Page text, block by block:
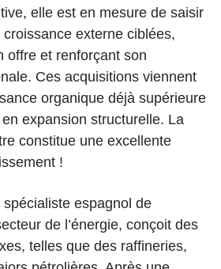
elle est en mesure de saisir
externe ciblées,
offre et renforçant son
Ces acquisitions viennent
organique déjà supérieure
expansion structurelle. La
constitue une excellente
!
spécialiste espagnol de
de l’énergie, conçoit des
telles que des raffineries,